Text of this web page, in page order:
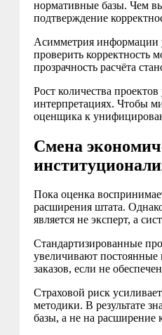
нормативные базы. Чем
подтверждение
Асимметрия информации
проверить корректность
прозрачность расчёта
Рост количества
интерпретациях. Чтобы
оценщика к
Смена
Пока оценка
расширения штата.
является не эксперт, а
Стандартизированные
увеличивают постоянные
заказов, если не
Страховой риск
методики. В результате
базы, а не на расширение